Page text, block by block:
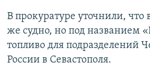
В прокуратуре уточнили, что
же судно, но под названием
топливо для подразделений
России в Севастополя.